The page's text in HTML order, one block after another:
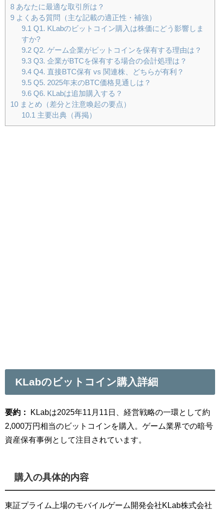
8 あなたに最適な取引所は？
9 よくある質問（主な記載の適正性・補強）
9.1 Q1. KLabのビットコイン購入は株価にどう影響しま
すか?
9.2Q2. ゲーム企業がビットコインを保有する理由は？
9.3Q3. 企業がBTCを保有する場合の会計処理は？
9.4Q4. 直接BTC保有 vs 関連株、どちらが有利？
9.5Q5. 2025年末のBTC価格見通しは？
9.6Q6. KLabは追加購入する？
10 まとめ（差分と注意喚起の要点）
10.1 主要出典（再掲）
KLabのビットコイン購入詳細
要約：
KLabは2025年11月11日、経営戦略の一環として約
2,000万円相当のビットコインを購入。ゲーム業界での暗号
資産保有事例として注目されています。
購入の具体的内容
東証プライム上場のモバイルゲーム開発会社KLab株式会社